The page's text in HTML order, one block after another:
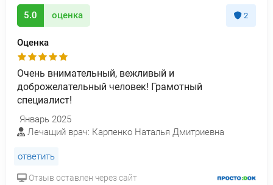
5.0 оценка 2
Оценка
Очень внимательный, вежливый и
доброжелательный человек! Грамотный
специалист!
Январь 2025
Лечащий врач: Карпенко Наталья Дмитриевна
ответить
Отзыв оставлен через сайт